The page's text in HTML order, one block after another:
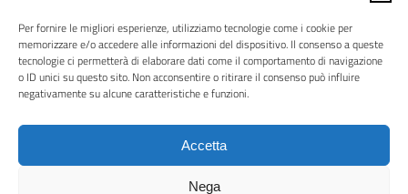
Per fornire le migliori esperienze, utilizziamo tecnologie come i cookie per
memorizzare e/o accedere alle informazioni del dispositivo. Il consenso a queste
tecnologie ci permetterà di elaborare dati come il comportamento di navigazione
o ID unici su questo sito. Non acconsentire o ritirare il consenso può influire
negativamente su alcune caratteristiche e funzioni.
Accetta
Nega
Codice Univoco per le fatture elettroniche: UFHWS5
Liceo Scientifico "Gaetano Rummo"
Conto Corrente Bancario (C.C.B.):
IT17 H 03069 15003 100000046036
Conto Tesoreria
CODICE TESORERIA: TU-421-0310110
IBAN: IT 84 E 01000 04306 TU0000017891